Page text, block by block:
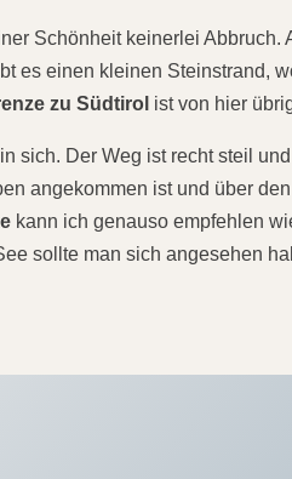
Schönheit keinerlei
es einen kleinen Steinstrand,
zu Südtirol ist von hier
sich. Der Weg ist recht steil
angekommen ist und über
kann ich genauso empfehlen
sollte man sich angesehen